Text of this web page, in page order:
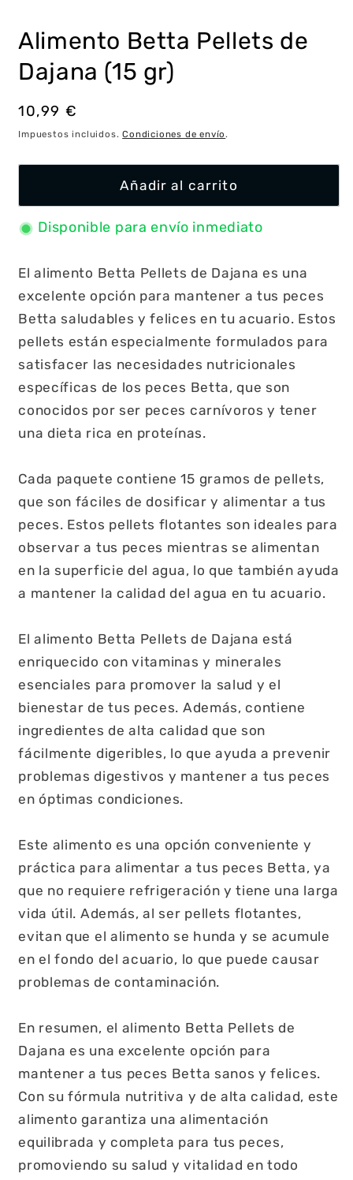
ventana
modal
Alimento Betta Pellets de
Dajana (15 gr)
Precio
habitual
10,99 €
Impuestos incluidos.Condiciones de envío.
Añadir al carrito
Disponible para envío inmediato
El alimento Betta Pellets de Dajana es una
excelente opción para mantener a tus peces
Betta saludables y felices en tu acuario. Estos
pellets están especialmente formulados para
satisfacer las necesidades nutricionales
específicas de los peces Betta, que son
conocidos por ser peces carnívoros y tener
una dieta rica en proteínas.
Cada paquete contiene 15 gramos de pellets,
que son fáciles de dosificar y alimentar a tus
peces. Estos pellets flotantes son ideales para
observar a tus peces mientras se alimentan
en la superficie del agua, lo que también ayuda
a mantener la calidad del agua en tu acuario.
El alimento Betta Pellets de Dajana está
enriquecido con vitaminas y minerales
esenciales para promover la salud y el
bienestar de tus peces. Además, contiene
ingredientes de alta calidad que son
fácilmente digeribles, lo que ayuda a prevenir
problemas digestivos y mantener a tus peces
en óptimas condiciones.
Este alimento es una opción conveniente y
práctica para alimentar a tus peces Betta, ya
que no requiere refrigeración y tiene una larga
vida útil. Además, al ser pellets flotantes,
evitan que el alimento se hunda y se acumule
en el fondo del acuario, lo que puede causar
problemas de contaminación.
En resumen, el alimento Betta Pellets de
Dajana es una excelente opción para
mantener a tus peces Betta sanos y felices.
Con su fórmula nutritiva y de alta calidad, este
alimento garantiza una alimentación
equilibrada y completa para tus peces,
promoviendo su salud y vitalidad en todo